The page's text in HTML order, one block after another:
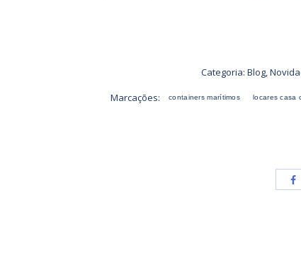
Categoria: Blog,
Marcações:
containers marítimos locares casa